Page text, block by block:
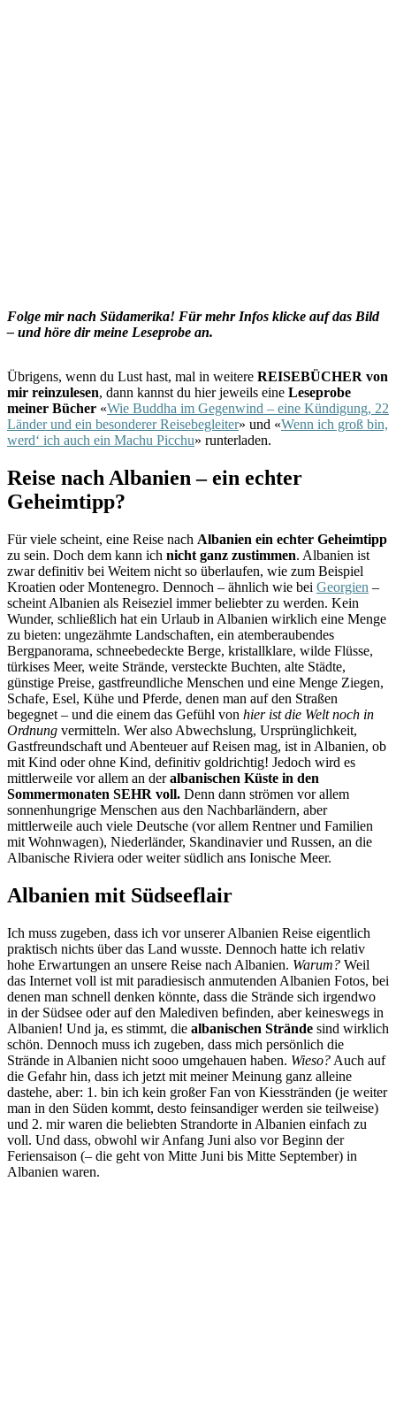
Folge mir nach Südamerika! Für mehr Infos klicke auf das Bild
– und höre dir meine Leseprobe an.
Übrigens, wenn du Lust hast, mal in weitere REISEBÜCHER von
mir reinzulesen, dann kannst du hier jeweils eine Leseprobe
meiner Bücher «Wie Buddha im Gegenwind – eine Kündigung, 22
Länder und ein besonderer Reisebegleiter» und «Wenn ich groß bin,
werd‘ ich auch ein Machu Picchu» runterladen.
Reise nach Albanien – ein echter
Geheimtipp?
Für viele scheint, eine Reise nach Albanien ein echter Geheimtipp
zu sein. Doch dem kann ich nicht ganz zustimmen. Albanien ist
zwar definitiv bei Weitem nicht so überlaufen, wie zum Beispiel
Kroatien oder Montenegro. Dennoch – ähnlich wie bei Georgien –
scheint Albanien als Reiseziel immer beliebter zu werden. Kein
Wunder, schließlich hat ein Urlaub in Albanien wirklich eine Menge
zu bieten: ungezähmte Landschaften, ein atemberaubendes
Bergpanorama, schneebedeckte Berge, kristallklare, wilde Flüsse,
türkises Meer, weite Strände, versteckte Buchten, alte Städte,
günstige Preise, gastfreundliche Menschen und eine Menge Ziegen,
Schafe, Esel, Kühe und Pferde, denen man auf den Straßen
begegnet – und die einem das Gefühl von hier ist die Welt noch in
Ordnung vermitteln. Wer also Abwechslung, Ursprünglichkeit,
Gastfreundschaft und Abenteuer auf Reisen mag, ist in Albanien, ob
mit Kind oder ohne Kind, definitiv goldrichtig! Jedoch wird es
mittlerweile vor allem an deralbanischen Küste in den
Sommermonaten SEHR voll. Denn dann strömen vor allem
sonnenhungrige Menschen aus den Nachbarländern, aber
mittlerweile auch viele Deutsche (vor allem Rentner und Familien
mit Wohnwagen), Niederländer, Skandinavier und Russen, an die
Albanische Riviera oder weiter südlich ans Ionische Meer.
Albanien mit Südseeflair
Ich muss zugeben, dass ich vor unserer Albanien Reise eigentlich
praktisch nichts über das Land wusste. Dennoch hatte ich relativ
hohe Erwartungen an unsere Reise nach Albanien. Warum? Weil
das Internet voll ist mit paradiesisch anmutenden Albanien Fotos, bei
denen man schnell denken könnte, dass die Strände sich irgendwo
in der Südsee oder auf den Malediven befinden, aber keineswegs in
Albanien! Und ja, es stimmt, die albanischen Strände sind wirklich
schön. Dennoch muss ich zugeben, dass mich persönlich die
Strände in Albanien nicht sooo umgehauen haben. Wieso? Auch auf
die Gefahr hin, dass ich jetzt mit meiner Meinung ganz alleine
dastehe, aber: 1. bin ich kein großer Fan von Kiesstränden (je weiter
man in den Süden kommt, desto feinsandiger werden sie teilweise)
und 2. mir waren die beliebten Strandorte in Albanien einfach zu
voll. Und dass, obwohl wir Anfang Juni also vor Beginn der
Feriensaison (– die geht von Mitte Juni bis Mitte September) in
Albanien waren.